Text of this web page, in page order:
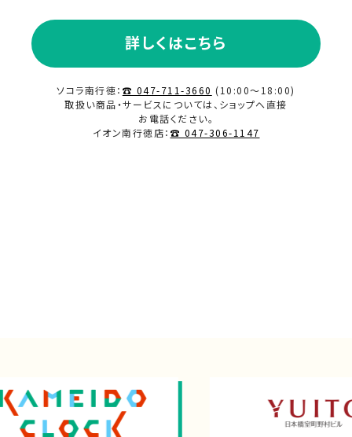
詳しくはこちら
ソコラ南行徳： ☎ 047-711-3660 (10:00～18:00)
取扱い商品・サービスについては、ショップへ直接
お電話ください。
イオン南行徳店： ☎ 047-306-1147